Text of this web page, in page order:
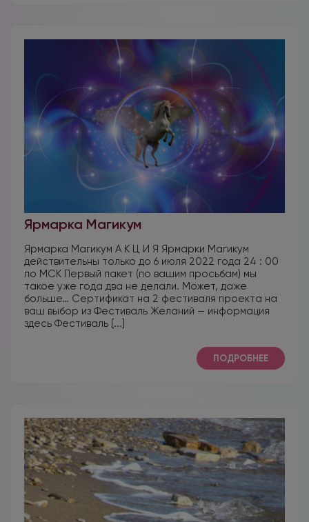
Ярмарка Магикум
Ярмарка Магикум А К Ц И Я Ярмарки Магикум
действительны только до 6 июля 2022 года 24 : 00
по МСК Первый пакет (по вашим просьбам) мы
такое уже года два не делали. Может, даже
больше… Сертификат на 2 фестиваля проекта на
ваш выбор из Фестиваль Желаний — информация
здесь Фестиваль [...]
ПОДРОБНЕЕ